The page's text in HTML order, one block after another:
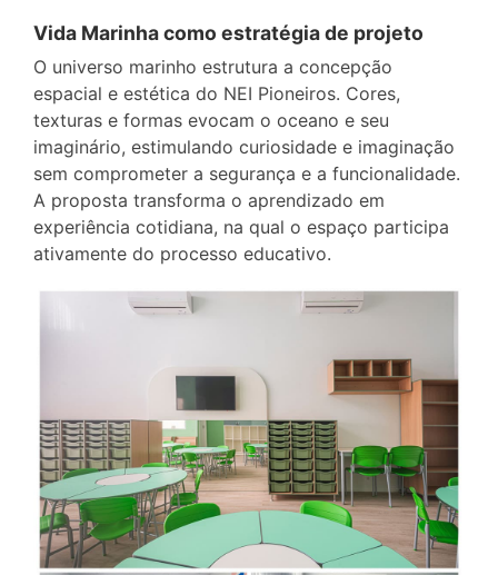
Vida Marinha como estratégia de projeto
O universo marinho estrutura a concepção
espacial e estética do NEI Pioneiros. Cores,
texturas e formas evocam o oceano e seu
imaginário, estimulando curiosidade e imaginação
sem comprometer a segurança e a funcionalidade.
A proposta transforma o aprendizado em
experiência cotidiana, na qual o espaço participa
ativamente do processo educativo.